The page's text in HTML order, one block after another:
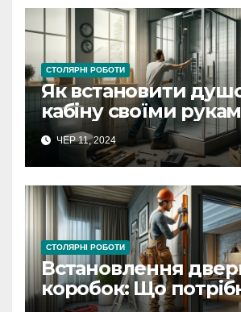
СТОЛЯРНІ РОБОТИ
Як встановити
кабіну своїми
ЧЕР 11, 2024
СТОЛЯРНІ РОБОТИ
Встановлення
коробок: Що